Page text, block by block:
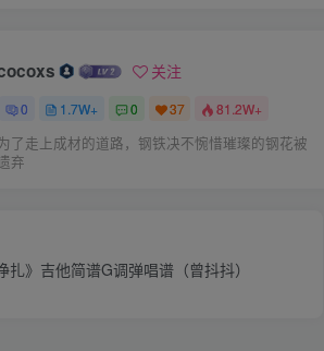
关注
0 1.7W+ 0 37 81.2W+
了走上成材的道路，钢铁决不惋惜璀璨的钢花被
弃
扎》吉他简谱G调弹唱谱（曾抖抖）